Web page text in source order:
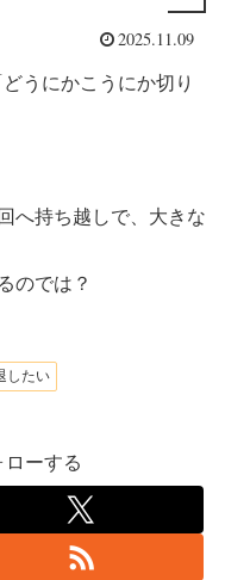
2025.11.09
うにかこうにか切り
へ持ち越しで、大きな
のでは？
したい
ローする